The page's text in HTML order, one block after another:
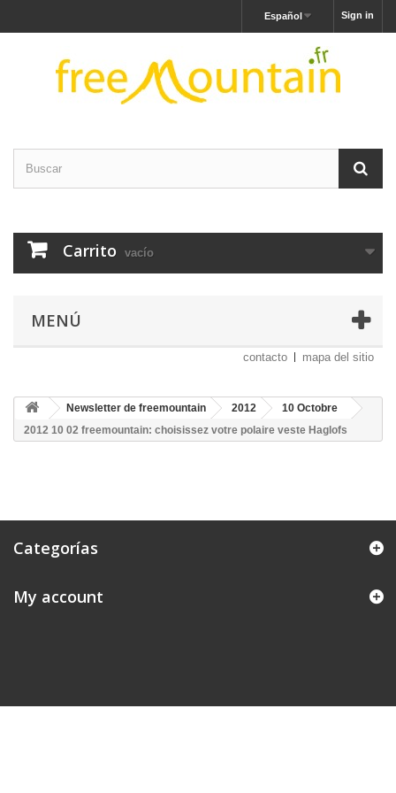
Sign in
Español
Carrito vacío
MENÚ
contacto mapa del sitio
Newsletter de freemountain 2012
10 Octobre
2012 10 02 freemountain: choisissez votre polaire veste Haglofs
Categorías
My account